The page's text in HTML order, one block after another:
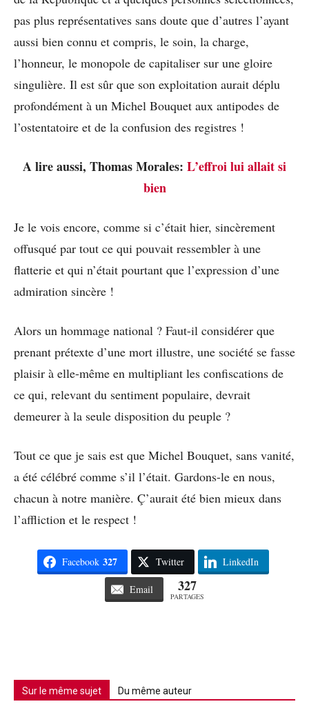
pas plus représentatives sans doute que d’autres l’ayant
aussi bien connu et compris, le soin, la charge,
l’honneur, le monopole de capitaliser sur une gloire
singulière. Il est sûr que son exploitation aurait déplu
profondément à un Michel Bouquet aux antipodes de
l’ostentatoire et de la confusion des registres !
A lire aussi, Thomas Morales: L’effroi lui allait si
bien
Je le vois encore, comme si c’était hier, sincèrement
offusqué par tout ce qui pouvait ressembler à une
flatterie et qui n’était pourtant que l’expression d’une
admiration sincère !
Alors un hommage national ? Faut-il considérer que
prenant prétexte d’une mort illustre, une société se fasse
plaisir à elle-même en multipliant les confiscations de
ce qui, relevant du sentiment populaire, devrait
demeurer à la seule disposition du peuple ?
Tout ce que je sais est que Michel Bouquet, sans vanité,
a été célébré comme s’il l’était. Gardons-le en nous,
chacun à notre manière. Ç’aurait été bien mieux dans
l’affliction et le respect !
Facebook 327 Twitter LinkedIn
Email 327
PARTAGES
Sur le même sujet Du même auteur